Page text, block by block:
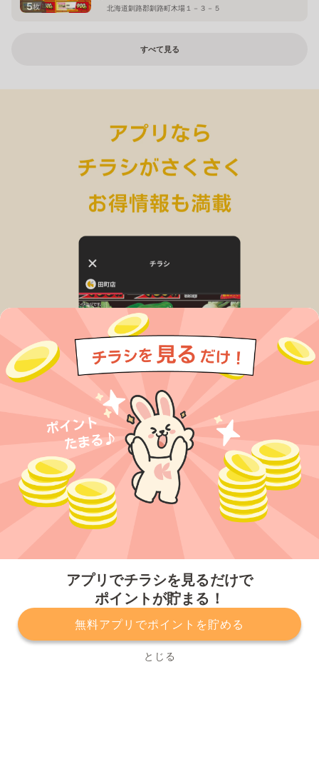
アプリでチラシを見るだけで
ポイントが貯まる！
無料アプリでポイントを貯める
とじる
5枚
北海道釧路郡釧路町木場１－３－５
すべて見る
プライバシーポリシー 利用規約
運営会社
サービスに関してのお問い合わせ